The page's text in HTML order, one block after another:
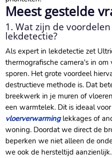
Meest gestelde
1.​ Wat zijn de
lekdetectie?
Als expert in lekdetectie zet
thermografische camera's in
sporen.​ Het grote voordeel
destructieve methode is.​ Dat
breekwerk in je muren of
een warmtelek.​ Dit is ideaal
vloerverwarminglekkages of
woning.​ Doordat we direct de
beperken we niet alleen de
we ook de hersteltijd